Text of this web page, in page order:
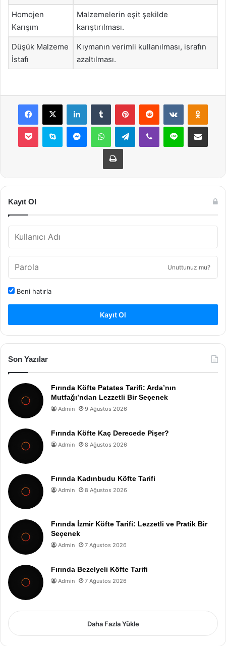
Homojen
Karışım
Malzemelerin eşit şekilde
karıştırılması.
Düşük Malzeme
İstafı
Kıymanın verimli kullanılması, israfın
azaltılması.
Facebook
X LinkedInTumblr PinterestReddit VKontakte
Pocket Skype MessengerWhatsAppTelegramViber Line E-Posta ile
Yazdır
Kayıt Ol
Unuttunuz mu?
Beni hatırla
Kayıt Ol
Son Yazılar
Fırında Köfte Patates Tarifi: Arda’nın
Mutfağı’ndan Lezzetli Bir Seçenek
Admin 9 Ağustos 2026
Fırında Köfte Kaç Derecede Pişer?
Admin 8 Ağustos 2026
Fırında Kadınbudu Köfte Tarifi
Admin 8 Ağustos 2026
Fırında İzmir Köfte Tarifi: Lezzetli ve Pratik Bir
Seçenek
Admin 7 Ağustos 2026
Fırında Bezelyeli Köfte Tarifi
Admin 7 Ağustos 2026
Daha Fazla Yükle